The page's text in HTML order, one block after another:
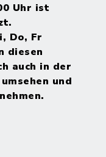
Uhr ist
Do, Fr
diesen
auch in der
und